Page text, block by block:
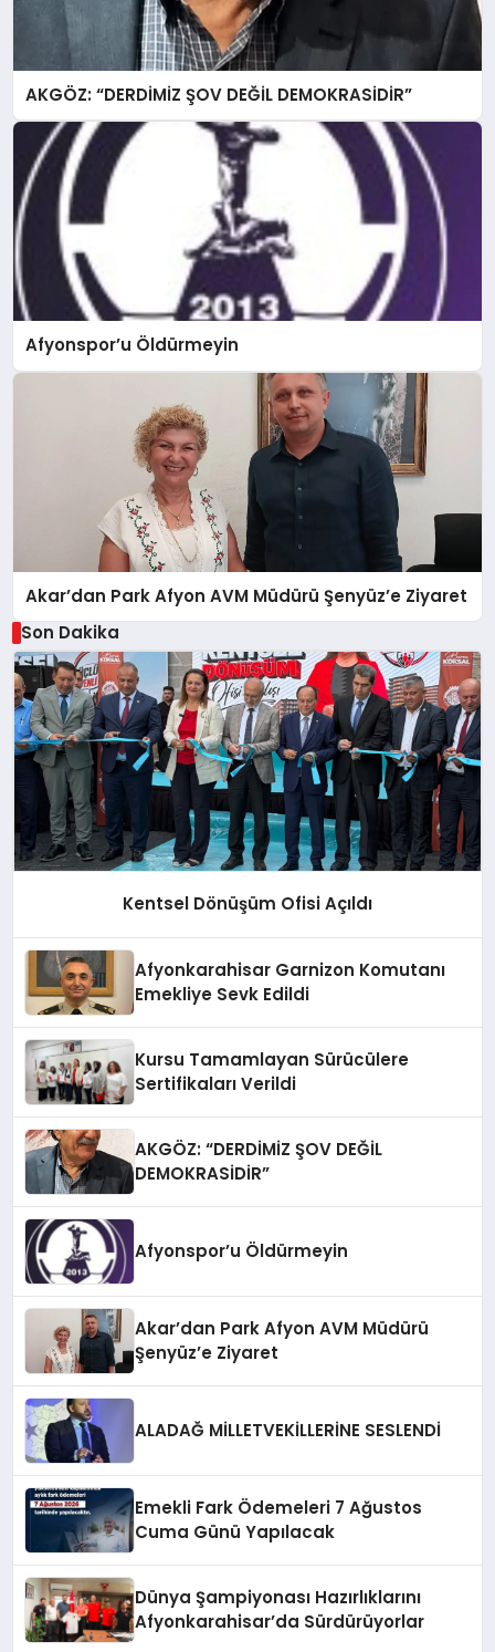
AKGÖZ: “DERDİMİZ ŞOV DEĞİL DEMOKRASİDİR”
Afyonspor’u Öldürmeyin
Akar’dan Park Afyon AVM Müdürü Şenyüz’e Ziyaret
Son Dakika
Kentsel Dönüşüm Ofisi Açıldı
Afyonkarahisar Garnizon Komutanı
Emekliye Sevk Edildi
Kursu Tamamlayan Sürücülere
Sertifikaları Verildi
AKGÖZ: “DERDİMİZ ŞOV DEĞİL
DEMOKRASİDİR”
Afyonspor’u Öldürmeyin
Akar’dan Park Afyon AVM Müdürü
Şenyüz’e Ziyaret
ALADAĞ MİLLETVEKİLLERİNE SESLENDİ
Emekli Fark Ödemeleri 7 Ağustos
Cuma Günü Yapılacak
Dünya Şampiyonası Hazırlıklarını
Afyonkarahisar’da Sürdürüyorlar